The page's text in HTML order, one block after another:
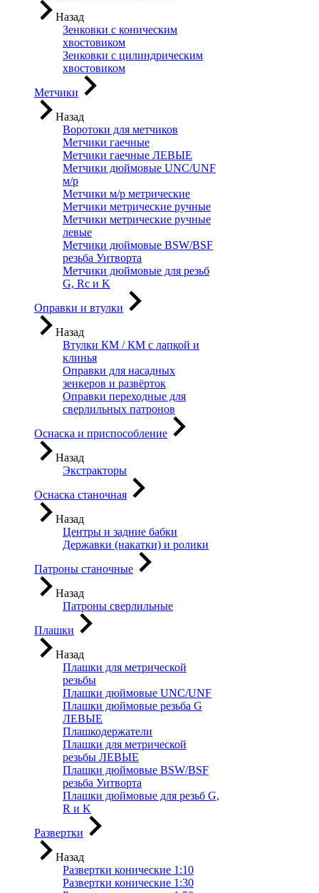
Назад
Зенковки с коническим
хвостовиком
Зенковки с цилиндрическим
хвостовиком
Метчики
Назад
Воротоки для метчиков
Метчики гаечные
Метчики гаечные ЛЕВЫЕ
Метчики дюймовые UNC/UNF
м/р
Метчики м/р метрические
Метчики метрические ручные
Метчики метрические ручные
левые
Метчики дюймовые BSW/BSF
резьба Уитворта
Метчики дюймовые для резьб
G, Rc и K
Оправки и втулки
Назад
Втулки КМ / КМ с лапкой и
клинья
Оправки для насадных
зенкеров и развёрток
Оправки переходные для
сверлильных патронов
Оснаска и приспособление
Назад
Экстракторы
Оснаска станочная
Назад
Центры и задние бабки
Державки (накатки) и ролики
Патроны станочные
Назад
Патроны сверлильные
Плашки
Назад
Плашки для метрической
резьбы
Плашки дюймовые UNC/UNF
Плашки дюймовые резьба G
ЛЕВЫЕ
Плашкодержатели
Плашки для метрической
резьбы ЛЕВЫЕ
Плашки дюймовые BSW/BSF
резьба Уитворта
Плашки дюймовые для резьб G,
R и K
Развертки
Назад
Развертки конические 1:10
Развертки конические 1:30